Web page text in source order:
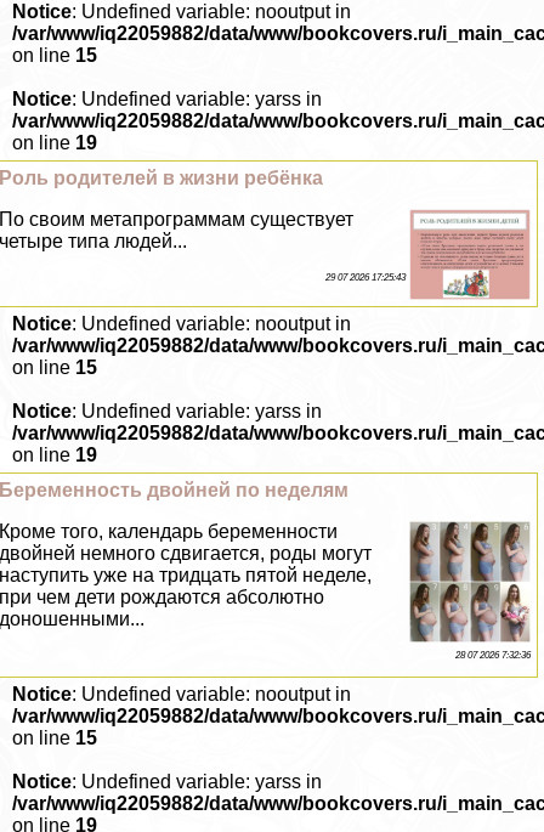
Notice: Undefined variable: nooutput in
/var/www/iq22059882/data/www/bookcovers.ru/
on line 15
Notice: Undefined variable: yarss in
/var/www/iq22059882/data/www/bookcovers.ru/
on line 19
Роль родителей в жизни ребёнка
По своим метапрограммам существует
четыре типа людей...
29 07 2026 17:25:43
Notice: Undefined variable: nooutput in
/var/www/iq22059882/data/www/bookcovers.ru/
on line 15
Notice: Undefined variable: yarss in
/var/www/iq22059882/data/www/bookcovers.ru/
on line 19
Беременность двойней по неделям
Кроме того, календарь беременности
двойней немного сдвигается, роды могут
наступить уже на тридцать пятой неделе,
при чем дети рождаются абсолютно
доношенными...
28 07 2026 7:32:36
Notice: Undefined variable: nooutput in
/var/www/iq22059882/data/www/bookcovers.ru/
on line 15
Notice: Undefined variable: yarss in
/var/www/iq22059882/data/www/bookcovers.ru/
on line 19